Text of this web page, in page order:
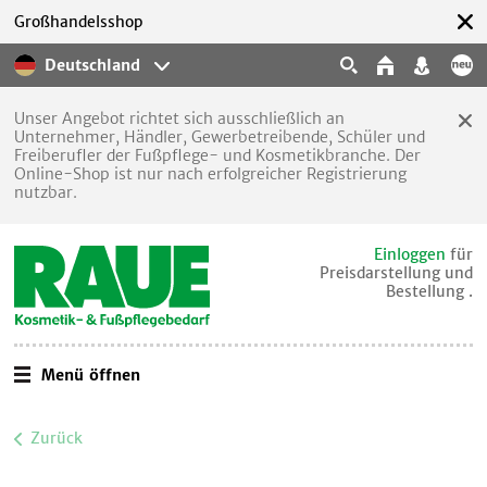
Deutschland
Großhandelsshop
Unser Angebot richtet sich ausschließlich an
Unternehmer, Händler, Gewerbetreibende, Schüler und
Freiberufler der Fußpflege- und Kosmetikbranche. Der
Online-Shop ist nur nach erfolgreicher Registrierung
nutzbar.
Einloggen für
Preisdarstellung und
Bestellung .
Menü öffnen
Zurück